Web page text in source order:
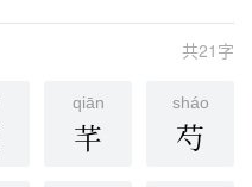
共21字
qiān
芊
sháo
芍